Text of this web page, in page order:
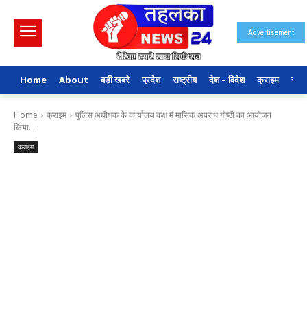
Advertisement
Home About बड़ी खबरे प्रदेश राष्ट्रीय देश – विदेश क्राइम
Home क्राइम
पुलिस अधीक्षक के कार्यालय कक्ष में मासिक अपराध गोष्ठी का आयोजन
किया...
क्राइम